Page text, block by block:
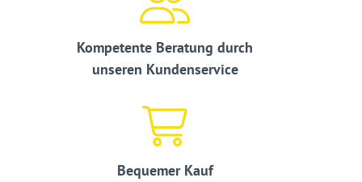
Kompetente Beratung durch
unseren Kundenservice
Bequemer Kauf